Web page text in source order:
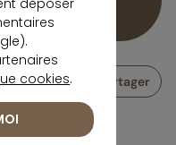
!
Partager
déposer
cookies.